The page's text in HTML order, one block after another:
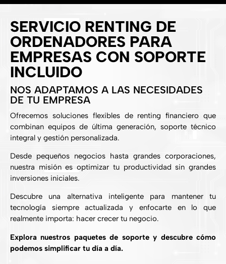
SERVICIO RENTING DE
ORDENADORES PARA
EMPRESAS CON SOPORTE
INCLUIDO
NOS ADAPTAMOS A LAS NECESIDADES
DE TU EMPRESA
Ofrecemos soluciones flexibles de renting financiero que
combinan equipos de última generación, soporte técnico
integral y gestión personalizada.
Desde pequeños negocios hasta grandes corporaciones,
nuestra misión es optimizar tu productividad sin grandes
inversiones iniciales.
Descubre una alternativa inteligente para mantener tu
tecnología siempre actualizada y enfocarte en lo que
realmente importa: hacer crecer tu negocio.
Explora nuestros paquetes de soporte y descubre cómo
podemos simplificar tu día a día.